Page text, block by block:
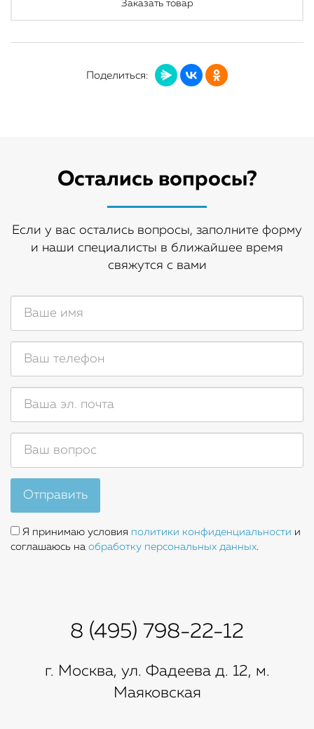
Заказать товар
Поделиться:
Остались вопросы?
Если у вас остались вопросы, заполните форму
и наши специалисты в ближайшее время
свяжутся с вами
Отправить
Я принимаю условия политики конфиденциальности и
соглашаюсь на обработку персональных данных.
8 (495) 798-22-12
г. Москва, ул. Фадеева д. 12, м.
Маяковская